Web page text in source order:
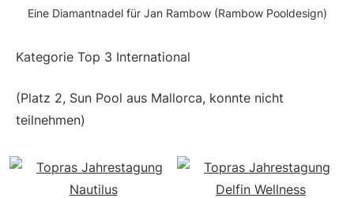
Eine Diamantnadel für Jan Rambow (Rambow Pooldesign)
Kategorie Top 3 International
(Platz 2, Sun Pool aus Mallorca, konnte nicht
teilnehmen)